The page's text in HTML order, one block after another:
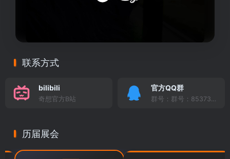
联系方式
bilibili
奇想官方B站
官方QQ群
群号：群号：853734323
历届展会